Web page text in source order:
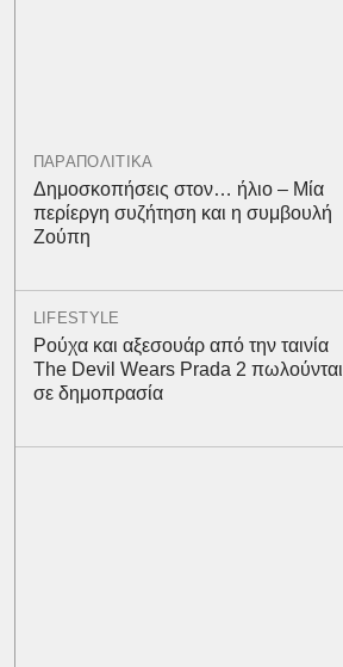
ΠΑΡΑΠΟΛΙΤΙΚΑ
Δημοσκοπήσεις στον… ήλιο – Μία
περίεργη συζήτηση και η συμβουλή
Ζούπη
LIFESTYLE
Ρούχα και αξεσουάρ από την ταινία
The Devil Wears Prada 2 πωλούνται
σε δημοπρασία